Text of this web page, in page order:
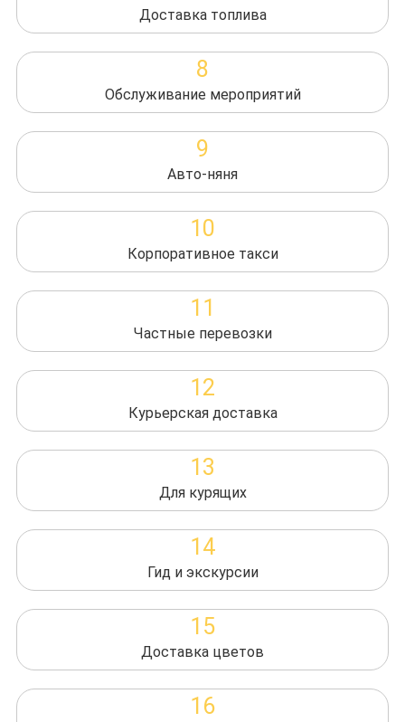
Доставка топлива
8
Обслуживание мероприятий
9
Авто-няня
10
Корпоративное такси
11
Частные перевозки
12
Курьерская доставка
13
Для курящих
14
Гид и экскурсии
15
Доставка цветов
16